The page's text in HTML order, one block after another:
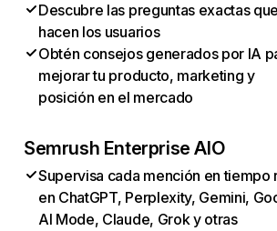
Descubre las preguntas exactas
hacen los usuarios
Obtén consejos generados por IA
mejorar tu producto, marketing y
posición en el mercado
Semrush Enterprise AIO
Supervisa cada mención en tiempo
en ChatGPT, Perplexity, Gemini,
AI Mode, Claude, Grok y otras